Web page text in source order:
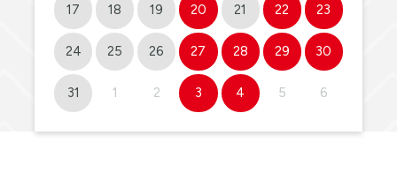
17 18 19 20 21 22 23
24 25 26 27 28 29 30
31 1 2 3 4 5 6